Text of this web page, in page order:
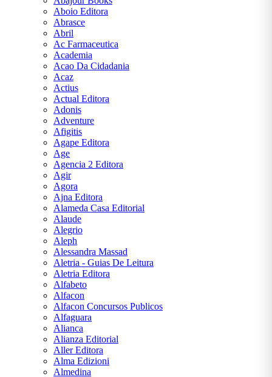
TURISMO
CHRISTIE
ALEXANDRE
SUASSUNA
AUGUSTO
DRUMMOND
ANDRADE
Aboio Editora
Abrasce
Abril
Ac Farmaceutica
Academia
Acao Da Cidadania
Acaz
Actius
Actual Editora
Adonis
Adventure
Afigitis
Agape Editora
Age
Agencia 2 Editora
Agir
Agora
Ajna Editora
Alameda Casa Editorial
Alaude
Alegrio
Aleph
Alessandra Massad
Aletria - Guias De Leitura
Aletria Editora
Alfabeto
Alfacon
Alfacon Concursos Publicos
Alfaguara
Alianca
Alianza Editorial
Aller Editora
Alma Edizioni
Almedina